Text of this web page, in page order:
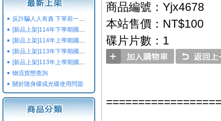
反詐騙人人有責 下單前一定要注意
[新品上架]114年下學期國小國中高中命題光碟,校用卷,習作
[新品上架]114年上學期國小國中高中命題光碟,校用卷,習作
[新品上架]113年下學期國小國中高中命題光碟,校用卷,習作
[新品上架]113年上學期國小國中高中命題光碟,校用卷,習作
物流貨態查詢
關於随身碟或光碟使用問題
商品編號：Yjx4678
本站售價：NT$100
碟片片數：1